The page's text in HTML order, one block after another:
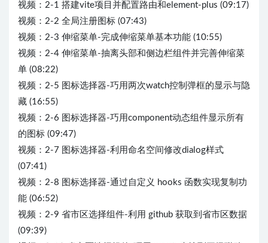
视频：2-1 搭建vite项目并配置路由和element-plus (09:17)
视频：2-2 全局注册图标 (07:43)
视频：2-3 伸缩菜单-完成伸缩菜单基本功能 (10:55)
视频：2-4 伸缩菜单-抽离头部和侧边栏组件并完善伸缩菜
单 (08:22)
视频：2-5 图标选择器-巧用两次watch控制弹框的显示与隐
藏 (16:55)
视频：2-6 图标选择器-巧用component动态组件显示所有
的图标 (09:47)
视频：2-7 图标选择器-利用命名空间修改dialog样式
(07:41)
视频：2-8 图标选择器-通过自定义 hooks 函数实现复制功
能 (06:52)
视频：2-9 省市区选择组件-利用 github 获取到省市区数据
(09:39)